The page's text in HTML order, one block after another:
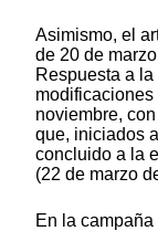
Asimismo, el
de 20 de
Respuesta a
noviembre,
que, iniciados
concluido a la
(22 de marzo
En la